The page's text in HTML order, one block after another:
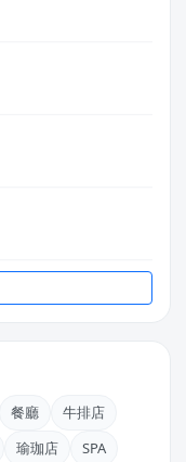
餐廳
牛排店
瑜珈店
SPA